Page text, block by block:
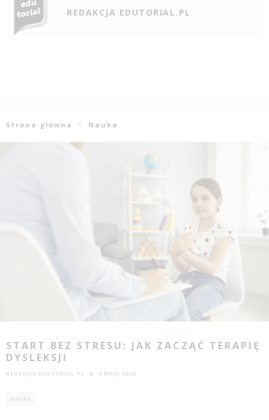
REDAKCJA EDUTORIAL.PL
Strona główna Nauka
START BEZ STRESU: JAK ZACZĄĆ TERAPIĘ
DYSLEKSJI
REDAKCJA EDUTORIAL.PL 4 MAJA 2026
NAUKA